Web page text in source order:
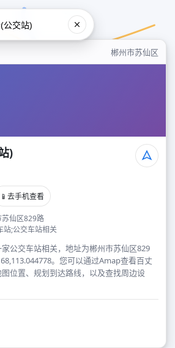
郴州市苏仙区
)
📱 去手机查看
仙区829路
站;公交车站相关
公交车站相关，地址为郴州市苏仙区829
。您可以通过Amap查看百丈
位置、规划到达路线，以及查找周边设